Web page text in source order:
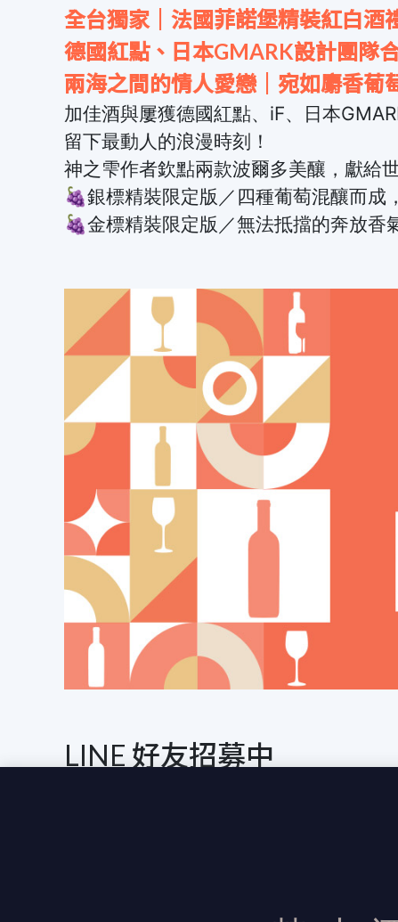
全台獨家｜法國菲諾堡精裝紅白酒
德國紅點、日本GMARK設計團隊
兩海之間的情人愛戀｜宛如麝香葡
加佳酒與屢獲德國紅點、iF、日本
留下最動人的浪漫時刻！
神之雫作者欽點兩款波爾多美釀，獻給
🍇銀標精裝限定版／四種葡萄混釀而成
🍇金標精裝限定版／無法抵擋的奔放香
LINE 好友招募中